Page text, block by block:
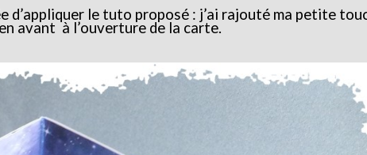
d’appliquer le tuto proposé : j’ai rajouté ma petite
avant à l’ouverture de la carte.